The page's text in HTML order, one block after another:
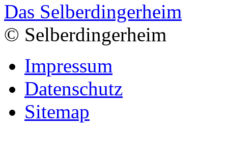
Das Selberdingerheim
© Selberdingerheim
Impressum
Datenschutz
Sitemap